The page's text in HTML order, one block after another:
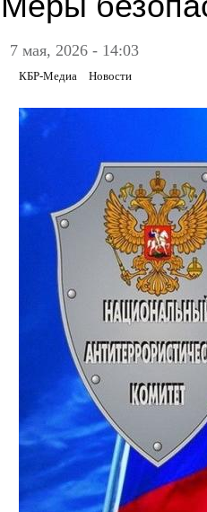
7 мая, 2026 - 14:03
КБР-Медиа Новости